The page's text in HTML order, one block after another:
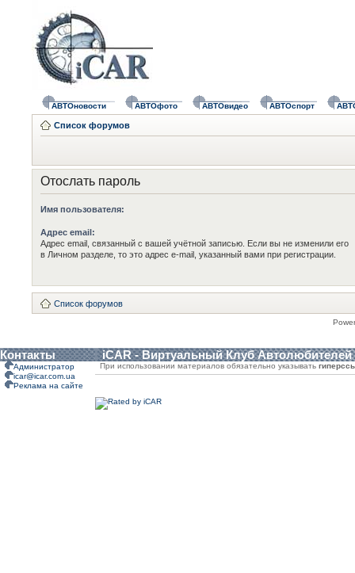
АВТОновости АВТОфото АВТОвидео АВТОспорт
Список форумов
Отослать пароль
Имя пользователя:
Адрес email:
Адрес email, связанный с вашей учётной записью. Если вы не изменили его
в Личном разделе, то это адрес e-mail, указанный вами при регистрации.
Список форумов
Контакты iCAR - Виртуальный Клуб Автолюбителей
Администратор
icar@icar.com.ua
Реклама на сайте
При использовании материалов обязательно указывать